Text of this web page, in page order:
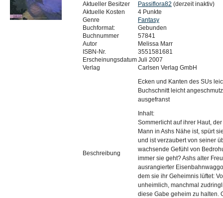
Aktueller Besitzer
Passiflora82 (derzeit inaktiv)
Aktuelle Kosten
4 Punkte
Genre
Fantasy
Buchformat:
Gebunden
Buchnummer
57841
Autor
Melissa Marr
ISBN-Nr.
3551581681
ErscheinungsdatumJuli 2007
Verlag
Carlsen Verlag GmbH
Beschreibung
Ecken und Kanten des SUs
Buchschnitt leicht
ausgefranst
Inhalt:
Sommerlicht auf ihrer Haut,
Mann in Ashs Nähe ist, spürt
und ist verzaubert von seiner
wachsende Gefühl von
immer sie geht? Ashs alter
ausrangierter
dem sie ihr Geheimnis lüftet:
unheimlich, manchmal
diese Gabe geheim zu halten.